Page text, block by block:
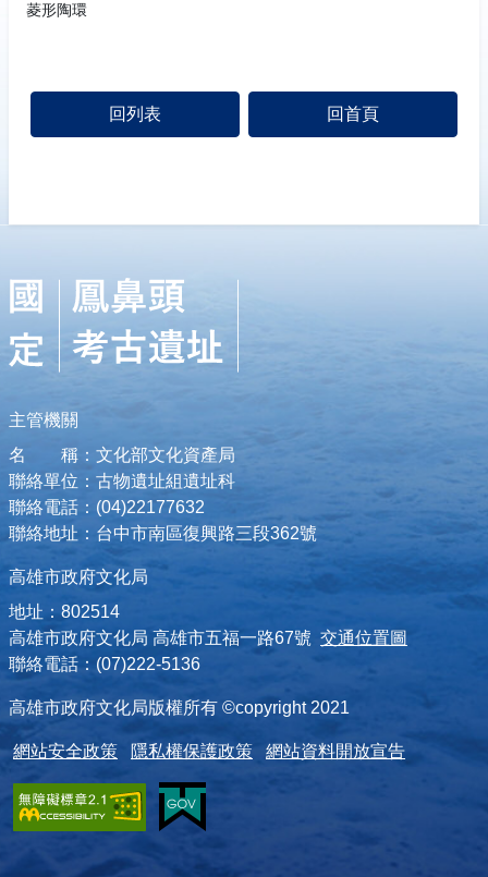
菱形陶環
回列表 回首頁
主管機關
名 稱：文化部文化資產局
聯絡單位：古物遺址組遺址科
聯絡電話：(04)22177632
聯絡地址：台中市南區復興路三段362號
高雄市政府文化局
地址：802514
高雄市政府文化局 高雄市五福一路67號 交通位置圖
聯絡電話：(07)222-5136
高雄市政府文化局版權所有 ©copyright 2021
網站安全政策 隱私權保護政策 網站資料開放宣告